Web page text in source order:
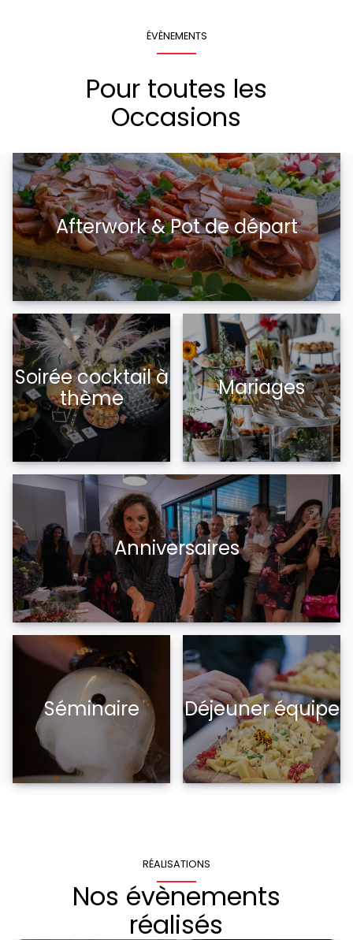
ÉVÈNEMENTS
Pour toutes les
Occasions
Afterwork & Pot de départ
Soirée cocktail à
thème
Mariages
Anniversaires
Séminaire Déjeuner équipe
RÉALISATIONS
Nos évènements
réalisés